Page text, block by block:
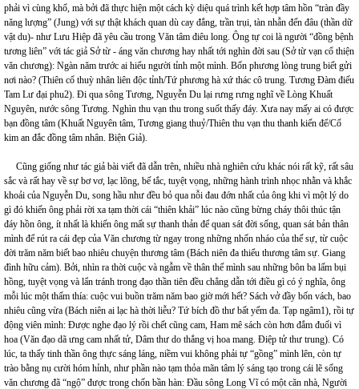
phải vì cùng khổ, mà bởi đã thực hiện một cách kỳ diệu quá trình kết hợp tâm hồn “tràn đầy
năng lượng” (Jung) với sự thật khách quan dù cay đắng, trần trụi, tàn nhẫn đến đâu (thần dữ
vật du)- như Lưu Hiệp đã yêu cầu trong Văn tâm điêu long. Ông tự coi là người “đồng bệnh
tương liên” với tác giả Sở từ - áng văn chương hay nhất tới nghìn đời sau (Sở từ vạn cổ thiện
văn chương): Ngàn năm trước ai hiểu người tỉnh một mình. Bốn phương lòng trung biết gửi
nơi nào? (Thiên cổ thuỳ nhân liên độc tỉnh/Tứ phương hà xứ thác cô trung. Tương Đàm điếu
Tam Lư đại phu2). Đi qua sông Tương, Nguyễn Du lại rưng rưng nghĩ về Lòng Khuất
Nguyên, nước sông Tương. Nghìn thu vạn thu trong suốt thấy đáy. Xưa nay mấy ai có được
bạn đồng tâm (Khuất Nguyên tâm, Tương giang thuỷ/Thiên thu vạn thu thanh kiến để/Cổ
kim an đắc đồng tâm nhân. Biện Giả).
Cũng giống như tác giả bài viết đã dẫn trên, nhiều nhà nghiên cứu khác nói rất kỹ, rất sâu
sắc và rất hay về sự bơ vơ, lạc lõng, bế tắc, tuyệt vọng, những hành trình nhọc nhằn và khắc
khoải của Nguyễn Du, song hầu như đều bỏ qua nỗi đau đớn nhất của ông khi vì một lý do
gì đó khiến ông phải rời xa tạm thời cái “thiên khải” lúc nào cũng bừng cháy thôi thúc tận
đáy hồn ông, ít nhất là khiến ông mất sự thanh thản để quan sát đời sống, quan sát bản thân
mình để rút ra cái đẹp của Văn chương từ ngay trong những nhốn nháo của thế sự, từ cuộc
đời trăm năm biết bao nhiêu chuyện thương tâm (Bách niên đa thiểu thương tâm sự. Giang
đình hữu cảm). Bởi, nhìn ra thời cuộc và ngẫm về thân thế mình sau những bôn ba lấm bụi
hồng, tuyệt vọng và lẩn tránh trong đạo thần tiên đều chẳng dẫn tới điều gì có ý nghĩa, ông
mỗi lúc một thấm thía: cuộc vui buồn trăm năm bao giờ mới hết? Sách vở đầy bốn vách, bao
nhiêu cũng vừa (Bách niên ai lạc hà thời liễu? Tứ bích đồ thư bất yếm đa. Tạp ngâm1), rồi tự
động viên mình: Được nghe đạo lý rồi chết cũng cam, Ham mê sách còn hơn đắm đuối vì
hoa (Văn đạo dã ưng cam nhất tử, Dâm thư do thắng vị hoa mang. Điệp tử thư trung). Có
lúc, ta thấy tinh thần ông thực sáng láng, niềm vui không phải tự “gồng” mình lên, còn tự
trào bằng nụ cười hóm hỉnh, như phần nào tạm thỏa mãn tâm lý sáng tạo trong cái lẽ sống
văn chương đã “ngộ” được trong chốn bần hàn: Đầu sông Long Vĩ có một căn nhà, Người